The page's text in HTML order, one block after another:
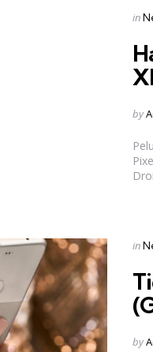
in
by
in
by